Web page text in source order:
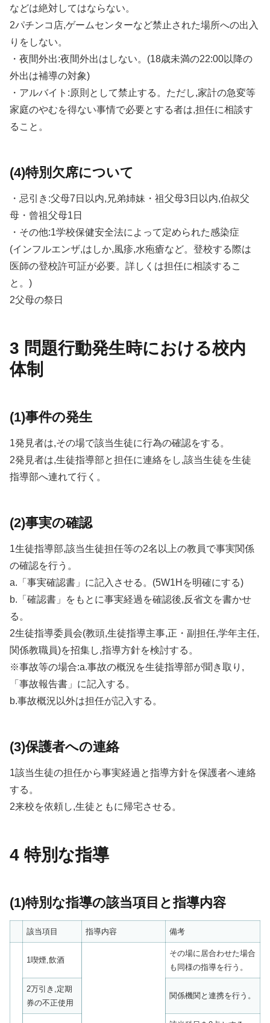
などは絶対してはならない。
2パチンコ店,ゲームセンターなど禁止された場所への出入
りをしない。
・夜間外出:夜間外出はしない。(18歳未満の22:00以降の
外出は補導の対象)
・アルバイト:原則として禁止する。ただし,家計の急変等
家庭のやむを得ない事情で必要とする者は,担任に相談す
ること。
(4)特別欠席について
・忌引き:父母7日以内,兄弟姉妹・祖父母3日以内,伯叔父
母・曾祖父母1日
・その他:1学校保健安全法によって定められた感染症
(インフルエンザ,はしか,風疹,水疱瘡など。登校する際は
医師の登校許可証が必要。詳しくは担任に相談するこ
と。)
2父母の祭日
3 問題行動発生時における校内
体制
(1)事件の発生
1発見者は,その場で該当生徒に行為の確認をする。
2発見者は,生徒指導部と担任に連絡をし,該当生徒を生徒
指導部へ連れて行く。
(2)事実の確認
1生徒指導部,該当生徒担任等の2名以上の教員で事実関係
の確認を行う。
a.「事実確認書」に記入させる。(5W1Hを明確にする)
b.「確認書」をもとに事実経過を確認後,反省文を書かせ
る。
2生徒指導委員会(教頭,生徒指導主事,正・副担任,学年主任,
関係教職員)を招集し,指導方針を検討する。
※事故等の場合:a.事故の概況を生徒指導部が聞き取り,
「事故報告書」に記入する。
b.事故概況以外は担任が記入する。
(3)保護者への連絡
1該当生徒の担任から事実経過と指導方針を保護者へ連絡
する。
2来校を依頼し,生徒ともに帰宅させる。
4 特別な指導
(1)特別な指導の該当項目と指導内容
該当項目 指導内容 備考
1喫煙,飲酒
その場に居合わせた場合
も同様の指導を行う。
2万引き,定期
券の不正使用
関係機関と連携を行う。